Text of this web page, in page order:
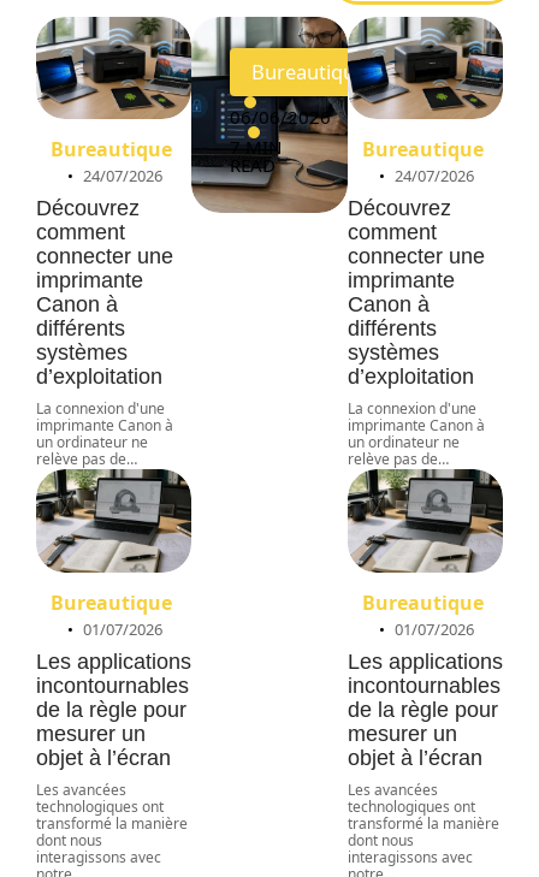
Bureautique
24/07/2026
Découvrez
comment
connecter une
imprimante
Canon à
différents
systèmes
d’exploitation
La connexion d'une
imprimante Canon à
un ordinateur ne
relève pas de…
Bureautique
01/07/2026
Les applications
incontournables
de la règle pour
mesurer un
objet à l’écran
Les avancées
technologiques ont
transformé la manière
dont nous
interagissons avec
Bureautique
06/06/2026
7 MIN
READ
Bureautique
24/07/2026
Découvrez
comment
connecter une
imprimante
Canon à
différents
systèmes
d’exploitation
La connexion d'une
imprimante Canon à
un ordinateur ne
relève pas de…
Bureautique
01/07/2026
Les applications
incontournables
de la règle pour
mesurer un
objet à l’écran
Les avancées
technologiques ont
transformé la manière
dont nous
interagissons avec
Comment